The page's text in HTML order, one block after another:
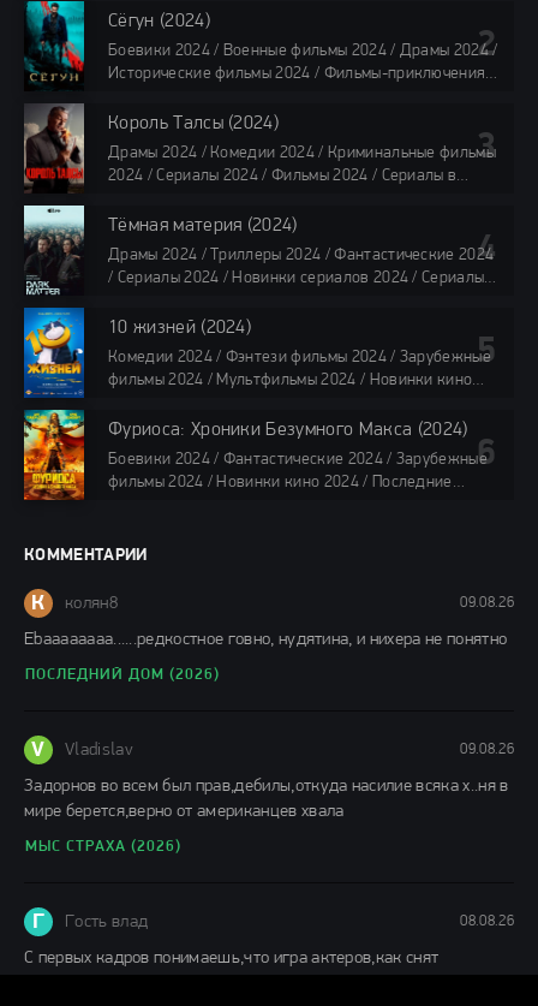
Фильмы 4K / Фильмы 2024 / Популярные фильмы /
Смотреть фильмы онлайн
118 мин.
Сёгун (2024)
Боевики 2024 / Военные фильмы 2024 / Драмы 2024 /
Исторические фильмы 2024 / Фильмы-приключения
Сериалы 4K / Фильмы 2024 / Сериалы в озвучке
TVShows / Сериалы в озвучке LostFilm / Сериалы в
озвучке HDrezka Studio / Смотреть фильмы онлайн
все серии по 45 минут
Король Талсы (2024)
Драмы 2024 / Комедии 2024 / Криминальные фильмы
2024 / Сериалы 2024 / Фильмы 2024 / Сериалы в
Сериалы в озвучке HDrezka Studio / Смотреть фильмы
онлайн
40 мин
Тёмная материя (2024)
Драмы 2024 / Триллеры 2024 / Фантастические 2024
/ Сериалы 2024 / Новинки сериалов 2024 / Сериалы
Сериалы в озвучке LostFilm / Сериалы в озвучке
HDrezka Studio / Смотреть фильмы онлайн
все серии по 45 мин.
10 жизней (2024)
Комедии 2024 / Фэнтези фильмы 2024 / Зарубежные
фильмы 2024 / Мультфильмы 2024 / Новинки кино
/ Фильмы 2024 / Популярные фильмы / Смотреть
фильмы онлайн
88 мин.
Фуриоса: Хроники Безумного Макса (2024)
Боевики 2024 / Фантастические 2024 / Зарубежные
фильмы 2024 / Новинки кино 2024 / Последние
фильмы онлайн
КОММЕНТАРИИ
К колян8 09.08.26
Еbaaaaaaaa......редкостное говно, нудятина, и нихера не понятно
ПОСЛЕДНИЙ ДОМ (2026)
V Vladislav 09.08.26
Задорнов во всем был прав,дебилы,откуда насилие всяка х..ня в
мире берется,верно от американцев хвала
МЫС СТРАХА (2026)
Г Гость влад 08.08.26
С первых кадров понимаешь,что игра актеров,как снят